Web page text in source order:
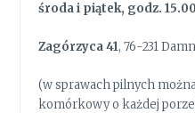
środa i piątek, godz.
Zagórzyca 41, 76-231
(w sprawach pilnych
komórkowy o każdej